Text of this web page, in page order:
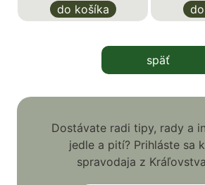
do košíka
späť
Dostávate radi tipy, rady a
jedle a pití? Prihláste sa
spravodaja z